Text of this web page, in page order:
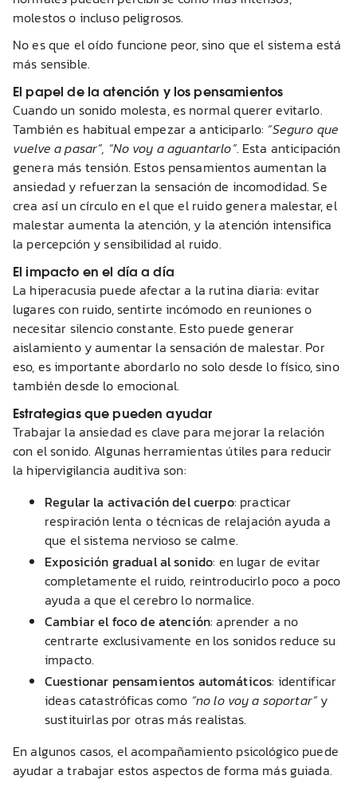
molestos o incluso peligrosos.
No es que el oído funcione peor, sino que el sistema está
más sensible.
El papel de la atención y los pensamientos
Cuando un sonido molesta, es normal querer evitarlo.
También es habitual empezar a anticiparlo: “Seguro que
vuelve a pasar”, “No voy a aguantarlo”. Esta anticipación
genera más tensión. Estos pensamientos aumentan la
ansiedad y refuerzan la sensación de incomodidad. Se
crea así un círculo en el que el ruido genera malestar, el
malestar aumenta la atención, y la atención intensifica
la percepción y sensibilidad al ruido.
El impacto en el día a día
La hiperacusia puede afectar a la rutina diaria: evitar
lugares con ruido, sentirte incómodo en reuniones o
necesitar silencio constante. Esto puede generar
aislamiento y aumentar la sensación de malestar. Por
eso, es importante abordarlo no solo desde lo físico, sino
también desde lo emocional.
Estrategias que pueden ayudar
Trabajar la ansiedad es clave para mejorar la relación
con el sonido. Algunas herramientas útiles para reducir
la hipervigilancia auditiva son:
Regular la activación del cuerpo: practicar
respiración lenta o técnicas de relajación ayuda a
que el sistema nervioso se calme.
Exposición gradual al sonido: en lugar de evitar
completamente el ruido, reintroducirlo poco a poco
ayuda a que el cerebro lo normalice.
Cambiar el foco de atención: aprender a no
centrarte exclusivamente en los sonidos reduce su
impacto.
Cuestionar pensamientos automáticos: identificar
ideas catastróficas como “no lo voy a soportar” y
sustituirlas por otras más realistas.
En algunos casos, el acompañamiento psicológico puede
ayudar a trabajar estos aspectos de forma más guiada.